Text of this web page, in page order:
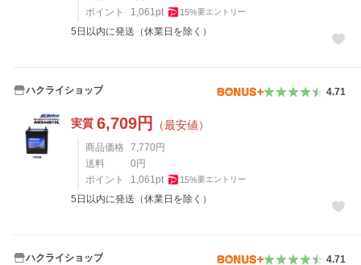
ポイント
1,061pt 15%要エントリー
5日以内に発送（休業日を除く）
ハクライショップ 4.71
実質 6,709円 （最安値）
商品価格 7,770 円
送料
0 円
ポイント
1,061pt 15%要エントリー
5日以内に発送（休業日を除く）
ハクライショップ 4.71